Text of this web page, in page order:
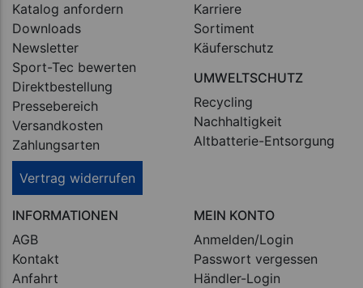
Katalog anfordern
Downloads
Newsletter
Sport-Tec bewerten
Direktbestellung
Pressebereich
Versandkosten
Zahlungsarten
Vertrag widerrufen
Karriere
Sortiment
Käuferschutz
UMWELTSCHUTZ
Recycling
Nachhaltigkeit
Altbatterie-Entsorgung
INFORMATIONEN
AGB
Kontakt
Anfahrt
MEIN KONTO
Anmelden/Login
Passwort vergessen
Händler-Login